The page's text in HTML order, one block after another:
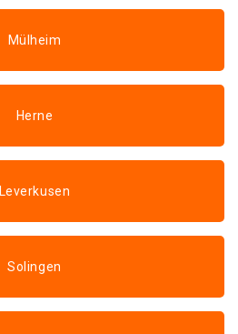
Mülheim
Herne
Leverkusen
Solingen